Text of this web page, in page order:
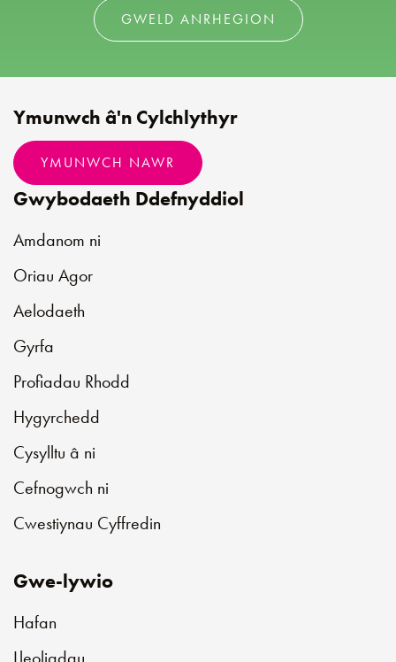
GWELD ANRHEGION
Gwybodaeth Ddefnyddiol
Amdanom ni
Oriau Agor
Aelodaeth
Gyrfa
Profiadau Rhodd
Hygyrchedd
Cysylltu â ni
Cefnogwch ni
Cwestiynau Cyffredin
Gwe-lywio
Hafan
Ymunwch â'n Cylchlythyr
YMUNWCH NAWR